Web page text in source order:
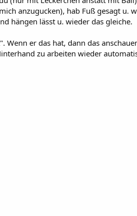
anzugucken), hab Fuß gesagt u.
hängen lässt u. wieder das gleiche.
er das hat, dann das
zu arbeiten wieder